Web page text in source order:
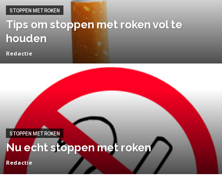
STOPPEN MET ROKEN
Tips om stoppen met roken vol te
houden
Redactie
STOPPEN MET ROKEN
Nu echt stoppen met roken
Redactie